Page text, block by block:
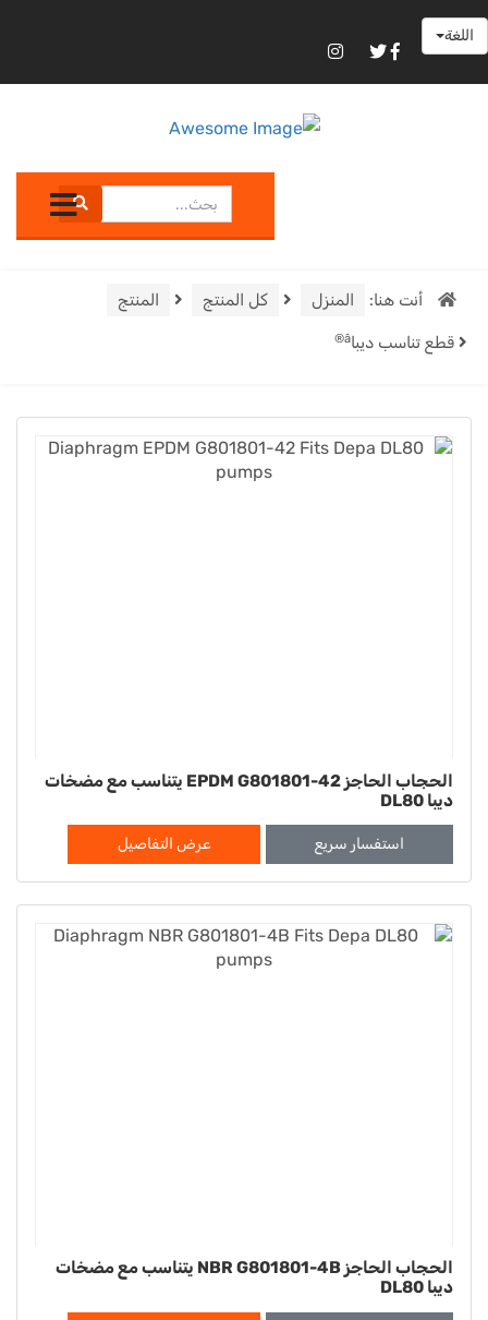
اللغة
أنت هنا: المنزل كل المنتج المنتج
قطع تناسب ديباÂ®
الحجاب الحاجز EPDM G801801-42 يتناسب مع مضخات
ديبا DL80
استفسار سريع عرض التفاصيل
الحجاب الحاجز NBR G801801-4B يتناسب مع مضخات
ديبا DL80